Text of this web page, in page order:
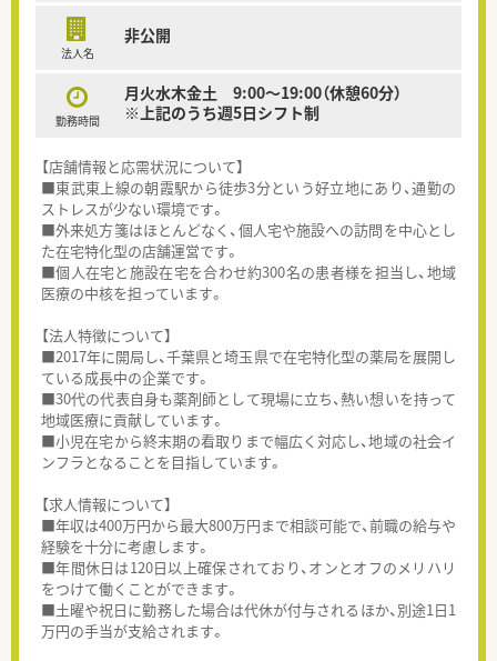
法人名
非公開
勤務時間
月火水木金土 9:00～19:00（休憩60分）
※上記のうち週5日シフト制
【店舗情報と応需状況について】
■東武東上線の朝霞駅から徒歩3分という好立地にあり、通勤の
ストレスが少ない環境です。
■外来処方箋はほとんどなく、個人宅や施設への訪問を中心とし
た在宅特化型の店舗運営です。
■個人在宅と施設在宅を合わせ約300名の患者様を担当し、地域
医療の中核を担っています。
【法人特徴について】
■2017年に開局し、千葉県と埼玉県で在宅特化型の薬局を展開し
ている成長中の企業です。
■30代の代表自身も薬剤師として現場に立ち、熱い想いを持って
地域医療に貢献しています。
■小児在宅から終末期の看取りまで幅広く対応し、地域の社会イ
ンフラとなることを目指しています。
【求人情報について】
■年収は400万円から最大800万円まで相談可能で、前職の給与や
経験を十分に考慮します。
■年間休日は120日以上確保されており、オンとオフのメリハリ
をつけて働くことができます。
■土曜や祝日に勤務した場合は代休が付与されるほか、別途1日1
万円の手当が支給されます。